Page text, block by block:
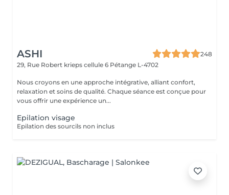
ASHI
248
29, Rue Robert krieps cellule 6 Pétange L-4702
Nous croyons en une approche intégrative, alliant confort,
relaxation et soins de qualité. Chaque séance est conçue pour
vous offrir une expérience un...
Epilation visage
Epilation des sourcils non inclus